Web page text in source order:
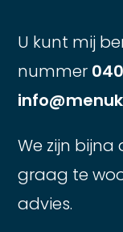
U kunt mij
nummer
We zijn
graag te
advies.